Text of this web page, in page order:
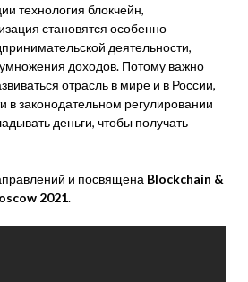
технология блокчейн,
становятся особенно
деятельности,
доходов. Потому важно
отрасль в мире и в России,
в законодательном регулировании
деньги, чтобы получать
и посвящена Blockchain &
2021.